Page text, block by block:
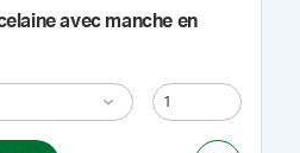
avec manche en